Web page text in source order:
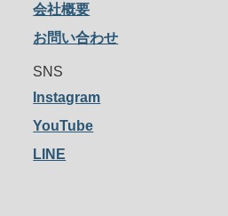
会社概要
お問い合わせ
SNS
Instagram
YouTube
LINE